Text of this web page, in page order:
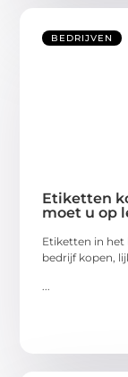
BEDRIJVEN
Etiketten
moet u op
Etiketten in het
bedrijf kopen,
...